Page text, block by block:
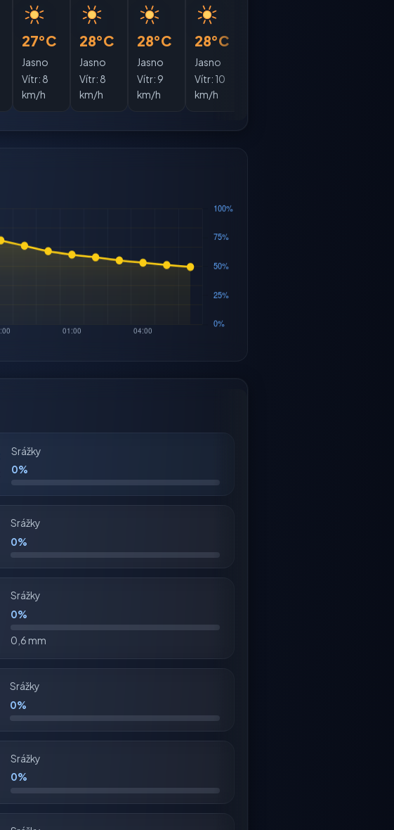
27°C
Jasno
Vítr: 8
km/h
28°C
Jasno
Vítr: 8
km/h
28°C
Jasno
Vítr: 9
km/h
28°C
Jasno
Vítr: 10
km/h
Srážky
0%
Srážky
0%
Srážky
0%
0,6 mm
Srážky
0%
Srážky
0%